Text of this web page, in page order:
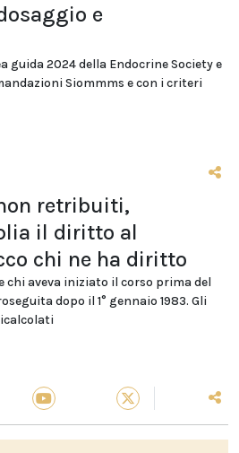
e
guida 2024 della Endocrine Society e
Siommms e con i criteri
retribuiti,
il diritto al
chi ne ha diritto
aveva iniziato il corso prima del
dopo il 1° gennaio 1983. Gli